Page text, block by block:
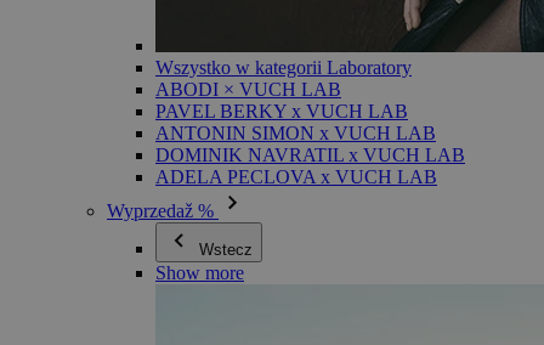
Wszystko w kategorii Laboratory
ABODI × VUCH LAB
PAVEL BERKY x VUCH LAB
ANTONIN SIMON x VUCH LAB
DOMINIK NAVRATIL x VUCH LAB
ADELA PECLOVA x VUCH LAB
Wyprzedaž %
Wstecz
Show more